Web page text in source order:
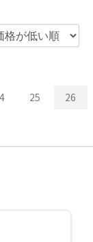
25 26